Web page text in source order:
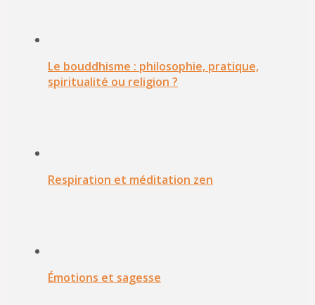
Le bouddhisme : philosophie, pratique,
spiritualité ou religion ?
Respiration et méditation zen
Émotions et sagesse